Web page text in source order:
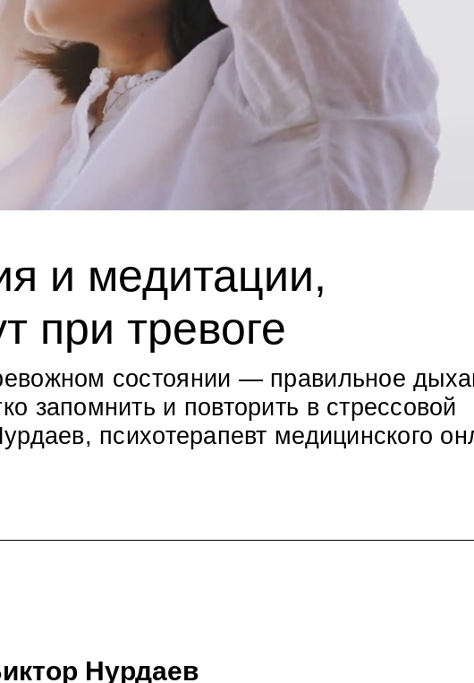
и медитации,
при тревоге
состоянии — правильное
запомнить и повторить в стрессовой
психотерапевт медицинского
Нурдаев